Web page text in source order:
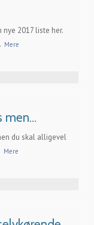
nye 2017 liste her.
Mere
men…
du skal alligevel
Mere